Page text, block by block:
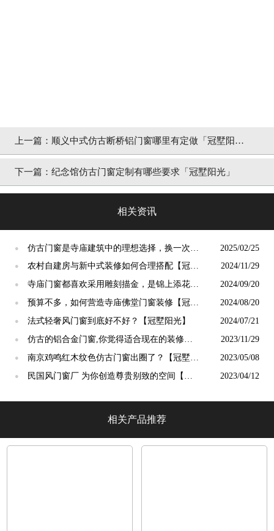
上一篇： 顺义中式仿古断桥铝门窗哪里有定做「冠墅阳
光」
下一篇： 纪念馆仿古门窗定制有哪些要求「冠墅阳光」
相关资讯
●
仿古门窗是寺庙建筑中的理想选择，换一次用
终生【冠墅阳光】
2025/02/25
●
农村自建房与新中式装修如何合理搭配【冠墅
阳光】
2024/11/29
●
寺庙门窗都喜欢采用雕刻描金，是锦上添花
吗？【冠墅阳光】
2024/09/20
●
预算不多，如何营造寺庙佛堂门窗装修【冠墅
阳光】
2024/08/20
● 法式轻奢风门窗到底好不好？【冠墅阳光】 2024/07/21
●
仿古的铝合金门窗,你觉得适合现在的装修吗?
【冠墅阳光】
2023/11/29
●
南京鸡鸣红木纹色仿古门窗出圈了？【冠墅阳
光】
2023/05/08
●
民国风门窗厂 为你创造尊贵别致的空间【冠
2023/04/12
相关产品推荐